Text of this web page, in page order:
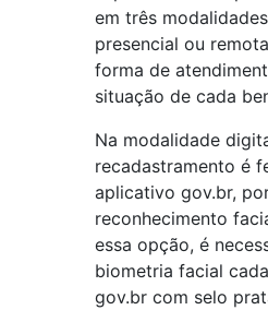
em três
presencial ou
forma de
situação de cada
Na modalidade
recadastramento é
aplicativo gov.br,
reconhecimento
essa opção, é
biometria facial
gov.br com selo